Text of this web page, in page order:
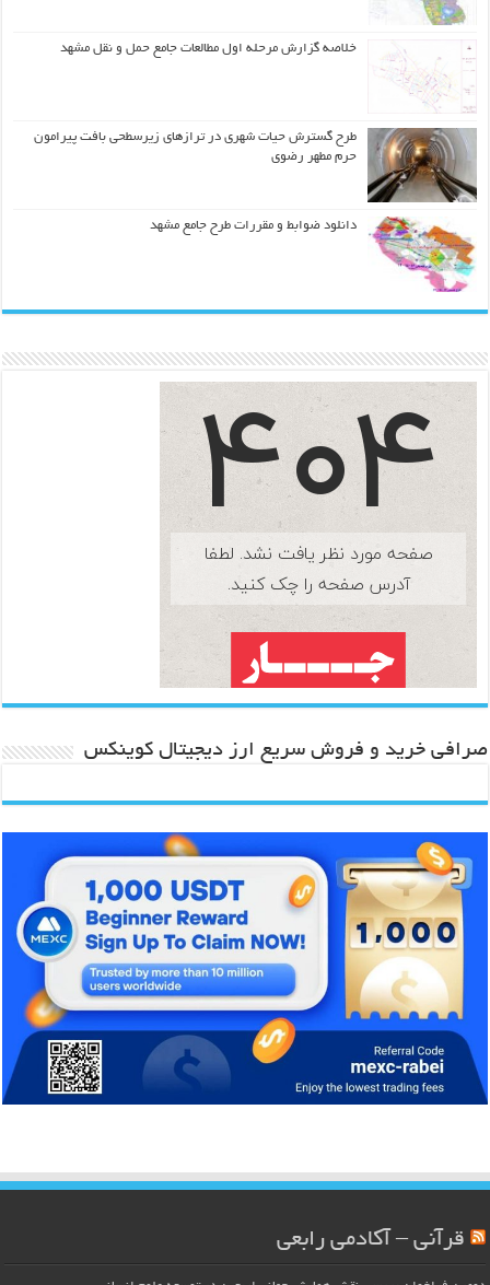
خلاصه گزارش مرحله اول مطالعات جامع حمل و نقل مشهد
طرح گسترش حیات شهري در ترازهاي زیرسطحی بافت پیرامون
حرم مطهر رضوي
دانلود ضوابط و مقررات طرح جامع مشهد
صرافی خرید و فروش سریع ارز دیجیتال کوینکس
قرآنی – آکادمی رابعی